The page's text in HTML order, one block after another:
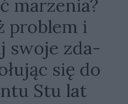
ma­rze­nia?
pro­blem i
swo­je zda­
się do
Stu lat